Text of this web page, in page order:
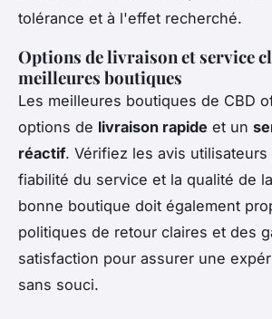
tolérance et à l'effet recherché.
Options de livraison et service
meilleures boutiques
Les meilleures boutiques de CBD
options de livraison rapide et un
réactif. Vérifiez les avis
fiabilité du service et la qualité de
bonne boutique doit également
politiques de retour claires et des
satisfaction pour assurer une
sans souci.